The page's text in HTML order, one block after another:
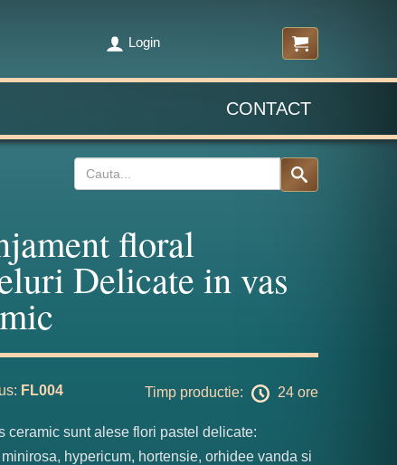
Login
CONTACT
floral
Delicate in vas
FL004 Timp productie: 24 ore
ceramic sunt alese flori pastel delicate:
hypericum, hortensie, orhidee vanda si